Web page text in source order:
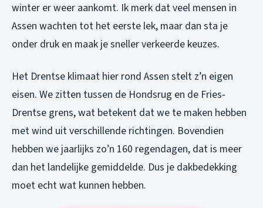
winter er weer aankomt. Ik merk dat veel mensen in
Assen wachten tot het eerste lek, maar dan sta je
onder druk en maak je sneller verkeerde keuzes.
Het Drentse klimaat hier rond Assen stelt z’n eigen
eisen. We zitten tussen de Hondsrug en de Fries-
Drentse grens, wat betekent dat we te maken hebben
met wind uit verschillende richtingen. Bovendien
hebben we jaarlijks zo’n 160 regendagen, dat is meer
dan het landelijke gemiddelde. Dus je dakbedekking
moet echt wat kunnen hebben.